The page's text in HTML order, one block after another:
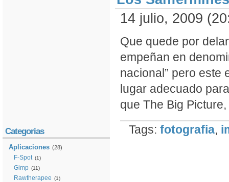
14 julio, 2009
Que quede por
empeñan en
nacional” pero este
lugar adecuado
que The Big
Tags: fotografia,
Categorias
Aplicaciones (28)
F-Spot (1)
Gimp (11)
Rawtherapee (1)